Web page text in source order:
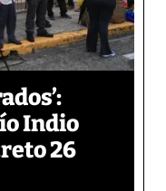
Indio
26